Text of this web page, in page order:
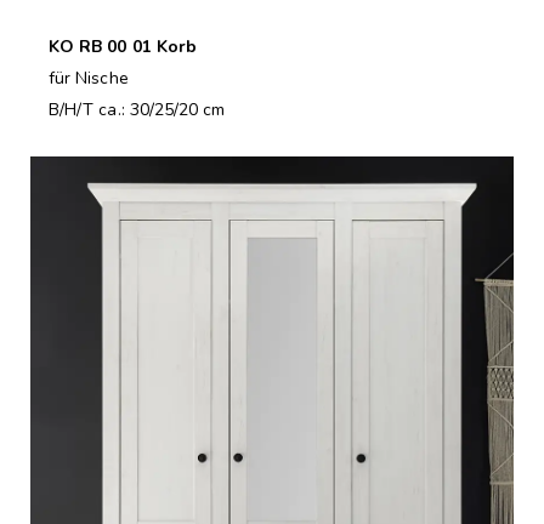
KO RB 00 01 Korb
für Nische
B/H/T ca.: 30/25/20 cm